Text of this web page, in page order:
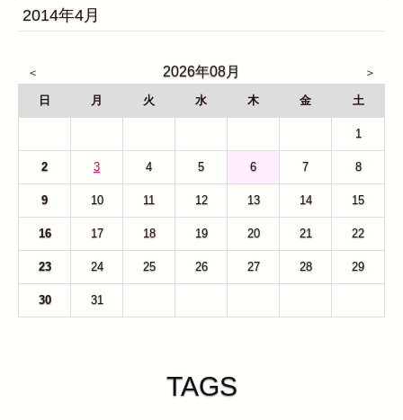
2014年4月
2026年08月
日 月 火 水 木 金 土
1
2 3 4 5 6 7 8
9 10 11 12 13 14 15
16 17 18 19 20 21 22
23 24 25 26 27 28 29
30 31
TAGS